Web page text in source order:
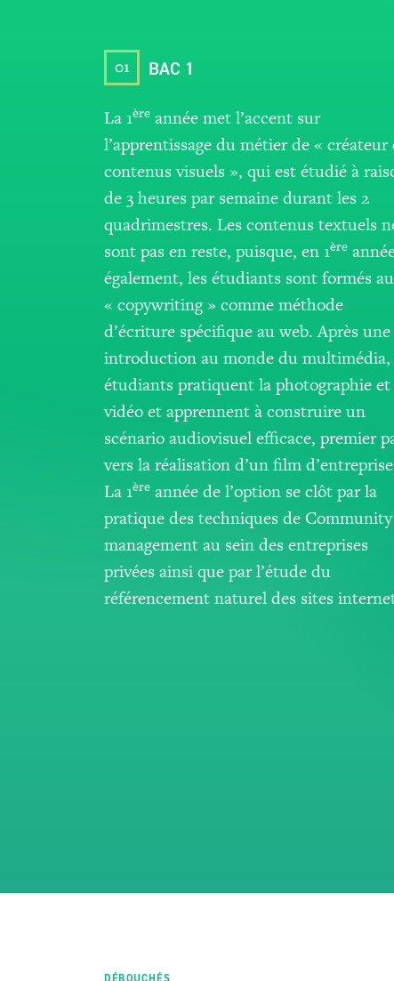
01 BAC 1
La 1ère annéemet l’accent sur
l’apprentissage du métier de « créateur
contenus visuels », qui est étudié à
de 3 heures par semaine durant les 2
quadrimestres. Les contenus textuels
sont pas en reste, puisque, en 1ère
également, les étudiants sont formés au
« copywriting » comme méthode
d’écriture spécifique au web. Après une
introduction au monde du multimédia,
étudiants pratiquent la photographie
vidéo et apprennent à construire un
scénario audiovisuel efficace, premier
vers la réalisation d’un film
La 1ère année de l’option se clôt par la
pratique des techniques de Community
management au sein des entreprises
privées ainsi que par l’étude du
référencement naturel des sites